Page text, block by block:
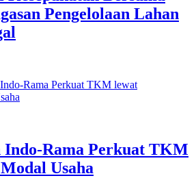
Pengelolaan Lahan
Indo-Rama Perkuat TKM
Usaha